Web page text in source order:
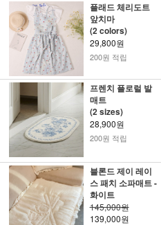
플래드 체리도트
앞치마
(2 colors)
29,800원
200원 적립
프렌치 플로럴 발
매트
(2 sizes)
28,900원
200원 적립
블론드 제이 레이
스 패치 소파매트 -
화이트
145,000원
139,000원